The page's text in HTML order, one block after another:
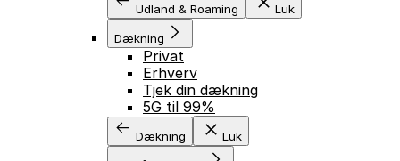
Udland & Roaming Luk
Dækning
Privat
Erhverv
Tjek din dækning
5G til 99%
Dækning Luk